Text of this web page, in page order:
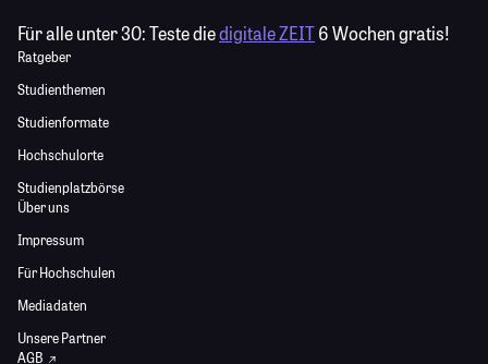
Für alle unter 30:Teste diedigitale ZEIT6 Wochen gratis!
Ratgeber
Studienthemen
Studienformate
Hochschulorte
Studienplatzbörse
Über uns
Impressum
Für Hochschulen
Mediadaten
Unsere Partner
AGB